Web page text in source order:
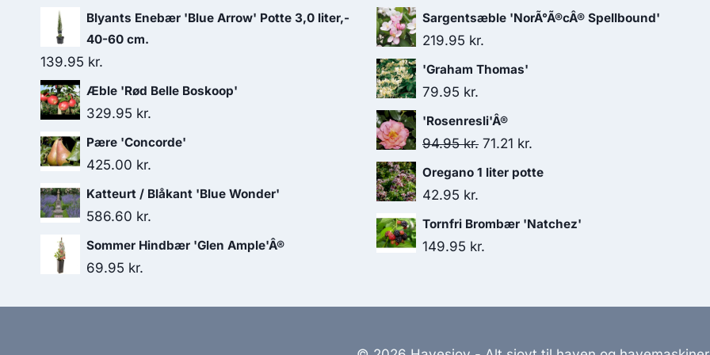
Blyants Enebær 'Blue Arrow' Potte 3,0 liter,-
40-60 cm.
139.95 kr.
Æble 'Rød Belle Boskoop'
329.95 kr.
Pære 'Concorde'
425.00 kr.
Katteurt / Blåkant 'Blue Wonder'
586.60 kr.
Sommer Hindbær 'Glen Ample'Â®
69.95 kr.
Sargentsæble 'NorÃ°Ã®cÂ® Spellbound'
219.95 kr.
'Graham Thomas'
79.95 kr.
'Rosenresli'Â®
94.95kr. Den
oprindelige
71.21 kr.
aktuelle
Oregano 1 liter potte
42.95 kr.
Tornfri Brombær 'Natchez'
149.95 kr.